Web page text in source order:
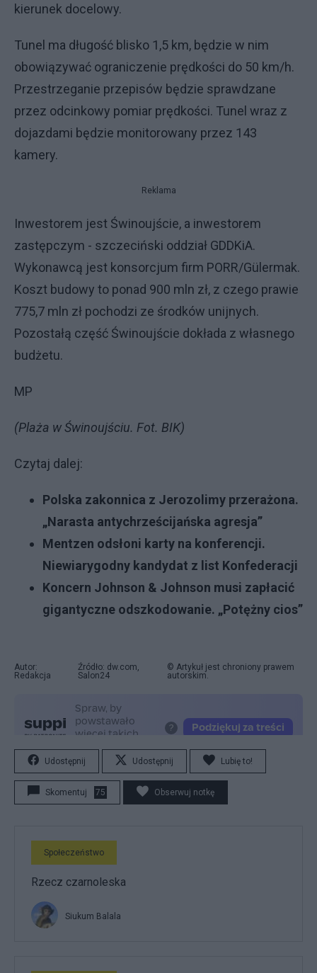
kierunek docelowy.
Tunel ma długość blisko 1,5 km, będzie w nim
obowiązywać ograniczenie prędkości do 50 km/h.
Przestrzeganie przepisów będzie sprawdzane
przez odcinkowy pomiar prędkości. Tunel wraz z
dojazdami będzie monitorowany przez 143
kamery.
Reklama
Inwestorem jest Świnoujście, a inwestorem
zastępczym - szczeciński oddział GDDKiA.
Wykonawcą jest konsorcjum firm PORR/Gülermak.
Koszt budowy to ponad 900 mln zł, z czego prawie
775,7 mln zł pochodzi ze środków unijnych.
Pozostałą część Świnoujście dokłada z własnego
budżetu.
MP
(Plaża w Świnoujściu. Fot. BIK)
Czytaj dalej:
Polska zakonnica z Jerozolimy przerażona.
„Narasta antychrześcijańska agresja”
Mentzen odsłoni karty na konferencji.
Niewiarygodny kandydat z list Konfederacji
Koncern Johnson & Johnson musi zapłacić
gigantyczne odszkodowanie. „Potężny cios”
Autor:
Redakcja
Źródło: dw.com,
Salon24
© Artykuł jest chroniony prawem
autorskim.
Udostępnij Udostępnij Lubię to!
Skomentuj 75 Obserwuj notkę
Społeczeństwo
Rzecz czarnoleska
Siukum Balala